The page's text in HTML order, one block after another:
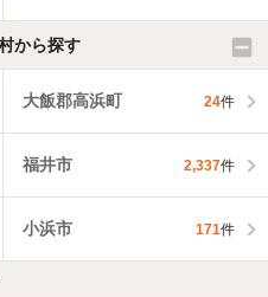
から探す
大飯郡高浜町 24件
福井市 2,337件
小浜市 171件